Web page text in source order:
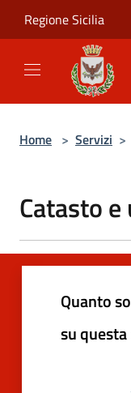
Regione Sicilia
Home > Servizi >
Catasto
Quanto
su